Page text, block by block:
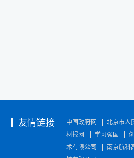
友情链接 中国政府网 北京市人
材报网
学习强国
术有限公司
南京航科